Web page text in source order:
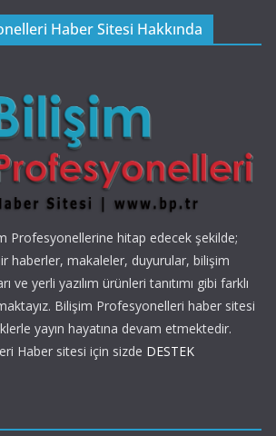
Haber Sitesi Hakkında
Profesyonellerine hitap edecek şekilde;
haberler, makaleler, duyurular, bilişim
ve yerli yazılım ürünleri tanıtımı gibi farklı
Bilişim Profesyonelleri haber sitesi
yayın hayatına devam etmektedir.
Haber sitesi için sizde DESTEK